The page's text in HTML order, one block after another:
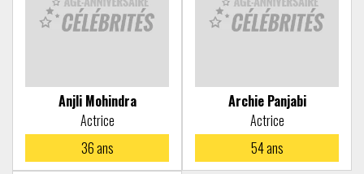
Anjli Mohindra
Actrice
36ans
Archie Panjabi
Actrice
54ans